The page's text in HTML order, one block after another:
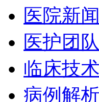
医院新闻
医护团队
临床技术
病例解析